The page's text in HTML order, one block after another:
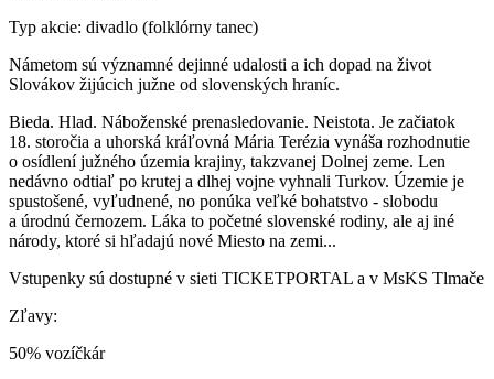
Typ akcie: divadlo (folklórny tanec)
Námetom sú významné dejinné udalosti a ich dopad na život
Slovákov žijúcich južne od slovenských hraníc.
Bieda. Hlad. Náboženské prenasledovanie. Neistota. Je začiatok
18. storočia a uhorská kráľovná Mária Terézia vynáša rozhodnutie
o osídlení južného územia krajiny, takzvanej Dolnej zeme. Len
nedávno odtiaľ po krutej a dlhej vojne vyhnali Turkov. Územie je
spustošené, vyľudnené, no ponúka veľké bohatstvo - slobodu
a úrodnú černozem. Láka to početné slovenské rodiny, ale aj iné
národy, ktoré si hľadajú nové Miesto na zemi...
Vstupenky sú dostupné v sieti TICKETPORTAL a v MsKS Tlmače
Zľavy:
50% vozíčkár